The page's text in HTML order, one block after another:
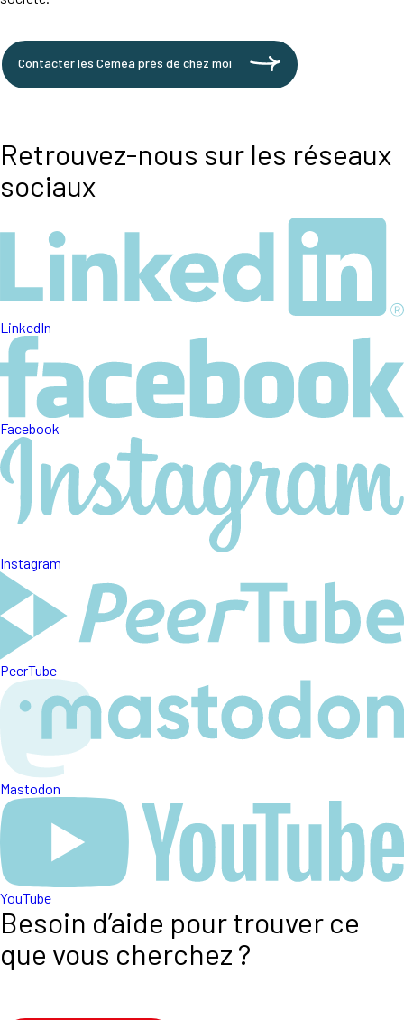
Contacter les Ceméa près de chez moi
Retrouvez-nous sur les réseaux
sociaux
LinkedIn
Facebook
Instagram
PeerTube
Mastodon
YouTube
Besoin d’aide pour trouver ce
que vous cherchez ?